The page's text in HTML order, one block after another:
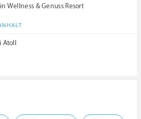
Wellness & Genuss Resort
Atoll